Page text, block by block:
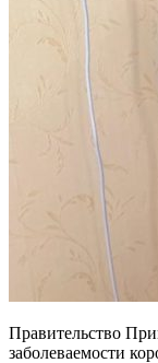
Правительство
заболеваемости